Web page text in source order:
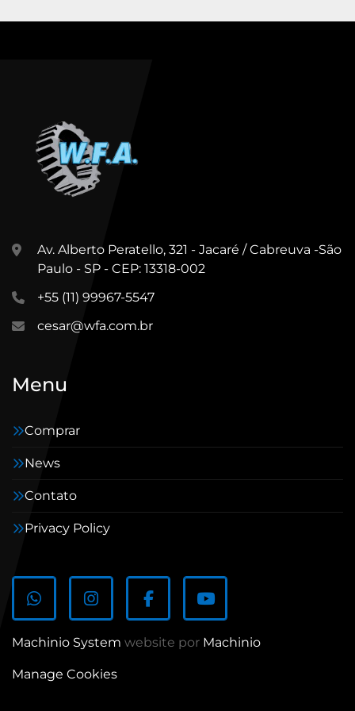
Av. Alberto Peratello, 321 - Jacaré / Cabreuva -São
Paulo - SP - CEP: 13318-002
+55 (11) 99967-5547
cesar@wfa.com.br
Menu
Comprar
News
Contato
Privacy Policy
whatsappinstagramfacebookyoutube
Machinio System website por Machinio
Manage Cookies